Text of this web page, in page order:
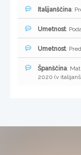
Italijanščina:
Umetnost:
Umetnost:
Španščina:
2020 (v